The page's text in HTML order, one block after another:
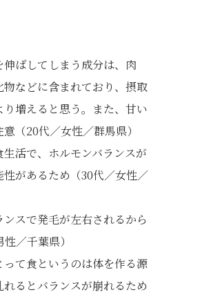
伸ばしてしまう成分は、肉
物などに含まれており、摂取
り増えると思う。また、甘い
（20代／女性／群馬県）
生活で、ホルモンバランスが
性があるため（30代／女性／
ンスで発毛が左右されるから
性／千葉県）
って食というのは体を作る源
れるとバランスが崩れるため